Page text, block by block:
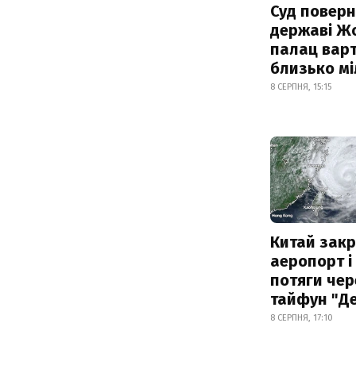
Суд
державі
палац
близько
8 СЕРПНЯ, 15:15
Китай
аеропорт
потяги
тайфун
8 СЕРПНЯ, 17:10